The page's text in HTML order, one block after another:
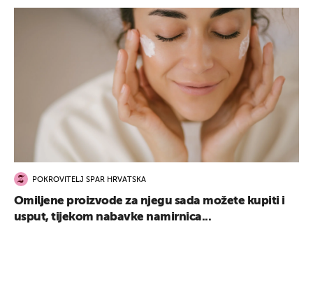
POKROVITELJ SPAR HRVATSKA
Omiljene proizvode za njegu sada možete kupiti i
usput, tijekom nabavke namirnica...